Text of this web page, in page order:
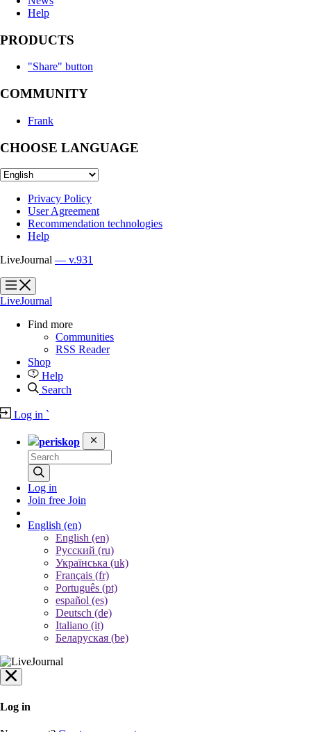
Help
PRODUCTS
"Share" button
COMMUNITY
Frank
CHOOSE LANGUAGE
Privacy Policy
User Agreement
Recommendation technologies
Help
LiveJournal — v.931
?
?
LiveJournal
Find more
Communities
RSS Reader
Shop
Help
Search
Log in `
periskop
Log in
Join free Join
English (en)
English (en)
Русский (ru)
Українська (uk)
Français (fr)
Português (pt)
español (es)
Deutsch (de)
Italiano (it)
Беларуская (be)
Log in